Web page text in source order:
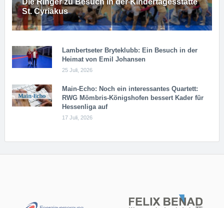
Die Ringer zu Besuch in der Kindertagesstätte
St. Cyriakus
Lambertseter Bryteklubb: Ein Besuch in der
Heimat von Emil Johansen
25 Juli, 2026
Main-Echo: Noch ein in­ter­es­san­tes Quar­tett:
RWG Möm­b­ris-Kö­n­igs­ho­fen bessert Kader für
Hessenliga auf
17 Juli, 2026